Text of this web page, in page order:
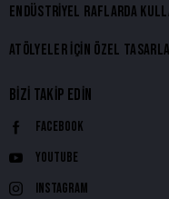
ENDÜSTRIYEL RAFLARDA
ATÖLYELER İÇIN ÖZEL
BIZI TAKIP EDIN
Facebook
Youtube
Instagram